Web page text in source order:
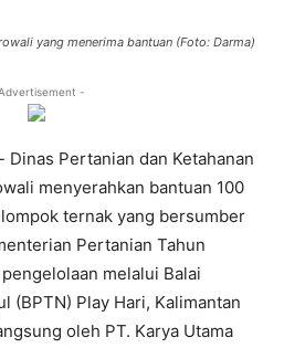
yang menerima bantuan (Foto: Darma)
-
Dinas Pertanian dan Ketahanan
menyerahkan bantuan 100
ternak yang bersumber
Pertanian Tahun
melalui Balai
(BPTN) Play Hari, Kalimantan
oleh PT. Karya Utama